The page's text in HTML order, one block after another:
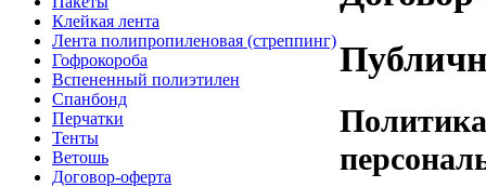
Клейкая лента
Лента полипропиленовая (стреппинг)
Гофрокороба
Вспененный полиэтилен
Спанбонд
Перчатки
Тенты
Ветошь
Договор-оферта